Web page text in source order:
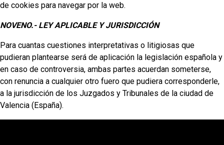
de cookies para navegar por la web.
NOVENO.- LEY APLICABLE Y JURISDICCIÓN
Para cuantas cuestiones interpretativas o litigiosas que
pudieran plantearse será de aplicación la legislación española y
en caso de controversia, ambas partes acuerdan someterse,
con renuncia a cualquier otro fuero que pudiera corresponderle,
a la jurisdicción de los Juzgados y Tribunales de la ciudad de
Valencia (España).